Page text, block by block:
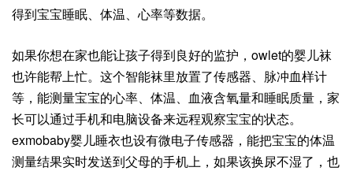
得到宝宝睡眠、体温、心率等数据。
如果你想在家也能让孩子得到良好的监护，owlet的婴儿袜
也许能帮上忙。这个智能袜里放置了传感器、脉冲血样计
等，能测量宝宝的心率、体温、血液含氧量和睡眠质量，家
长可以通过手机和电脑设备来远程观察宝宝的状态。
exmobaby婴儿睡衣也设有微电子传感器，能把宝宝的体温
测量结果实时发送到父母的手机上，如果该换尿不湿了，也